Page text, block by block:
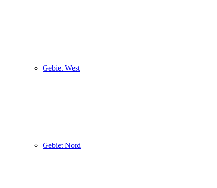
Gebiet West
Gebiet Nord